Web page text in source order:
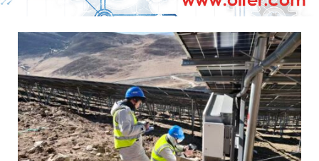
7 DE AGOSTO DE 2026